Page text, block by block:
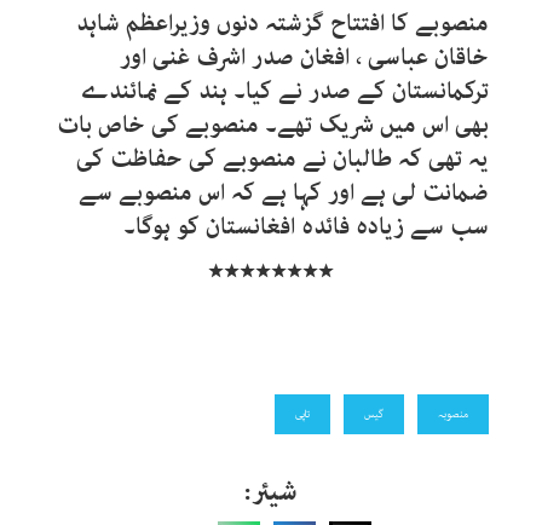
منصوبے کا افتتاح گزشتہ دنوں وزیراعظم شاہد
خاقان عباسی ، افغان صدر اشرف غنی اور
ترکمانستان کے صدر نے کیا۔ ہند کے نمائندے
بھی اس میں شریک تھے۔ منصوبے کی خاص بات
یہ تھی کہ طالبان نے منصوبے کی حفاظت کی
ضمانت لی ہے اور کہا ہے کہ اس منصوبے سے
سب سے زیادہ فائدہ افغانستان کو ہوگا۔
٭٭٭٭٭٭٭٭
منصوبہ گیس تاپی
شیئر: